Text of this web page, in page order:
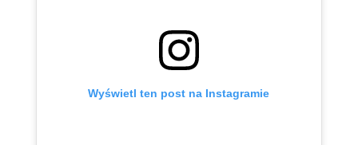
Wyświetl ten post na Instagramie